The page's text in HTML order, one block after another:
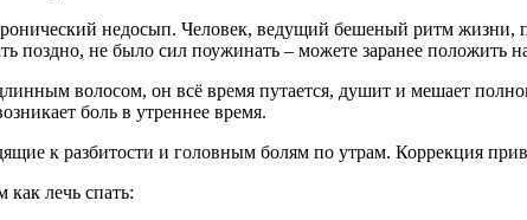
недосып. Человек, ведущий бешеный ритм
поздно, не было сил поужинать – можете заранее положить
волосом, он всё время путается, душит и мешает
боль в утреннее время.
к разбитости и головным болям по утрам. Коррекция
как лечь спать: